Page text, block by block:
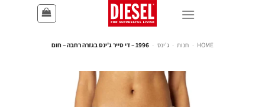
HOME
- חנות - ג'ינס - 1996 – די סייר ג'ינס בגזרה רחבה – חום